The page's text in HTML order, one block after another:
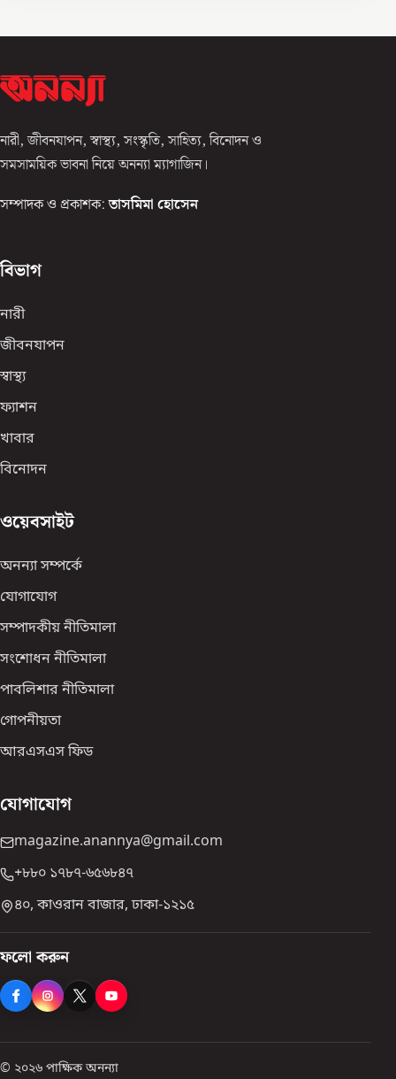
নারী, জীবনযাপন, স্বাস্থ্য, সংস্কৃতি, সাহিত্য, বিনোদন ও
সমসাময়িক ভাবনা নিয়ে অনন্যা ম্যাগাজিন।
সম্পাদক ও প্রকাশক: তাসমিমা হোসেন
বিভাগ
নারী
জীবনযাপন
স্বাস্থ্য
ফ্যাশন
খাবার
বিনোদন
ওয়েবসাইট
অনন্যা সম্পর্কে
যোগাযোগ
সম্পাদকীয় নীতিমালা
সংশোধন নীতিমালা
পাবলিশার নীতিমালা
গোপনীয়তা
আরএসএস ফিড
যোগাযোগ
magazine.anannya@gmail.com
+৮৮০ ১৭৮৭-৬৫৬৮৪৭
৪০, কাওরান বাজার, ঢাকা-১২১৫
ফলো করুন
© ২০২৬ পাক্ষিক অনন্যা